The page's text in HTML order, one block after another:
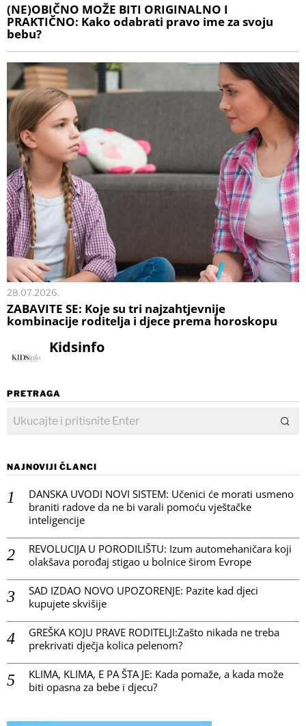
(NE)OBIČNO MOŽE BITI ORIGINALNO I
PRAKTIČNO: Kako odabrati pravo ime za svoju
bebu?
28.07.2026.
ZABAVITE SE: Koje su tri najzahtjevnije
kombinacije roditelja i djece prema horoskopu
Kidsinfo
PRETRAGA
NAJNOVIJI ČLANCI
DANSKA UVODI NOVI SISTEM: Učenici će morati usmeno
braniti radove da ne bi varali pomoću vještačke
inteligencije
REVOLUCIJA U PORODILIŠTU: Izum automehaničara koji
olakšava porođaj stigao u bolnice širom Evrope
SAD IZDAO NOVO UPOZORENJE: Pazite kad djeci
kupujete skvišije
GREŠKA KOJU PRAVE RODITELJI:Zašto nikada ne treba
prekrivati dječja kolica pelenom?
KLIMA, KLIMA, E PA ŠTA JE: Kada pomaže, a kada može
biti opasna za bebe i djecu?